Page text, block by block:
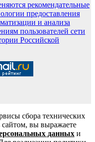
рекомендательные
предоставления
и анализа
пользователей сети
Российской
сбора технических
сайтом, вы выражаете
данных и